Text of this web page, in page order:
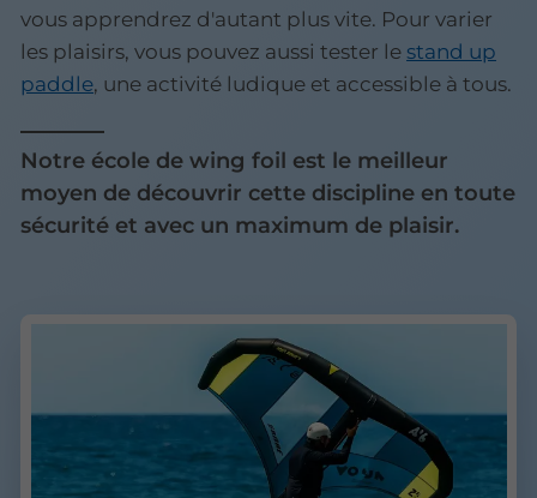
vous apprendrez d'autant plus vite. Pour varier
les plaisirs, vous pouvez aussi tester le stand up
paddle, une activité ludique et accessible à tous.
Notre école de wing foil est le meilleur
moyen de découvrir cette discipline en toute
sécurité et avec un maximum de plaisir.